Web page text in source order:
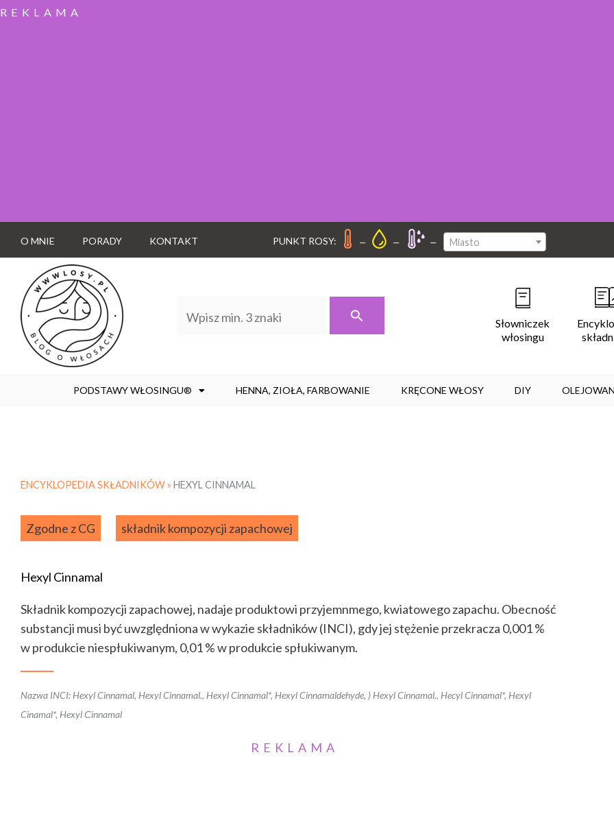
REKLAMA
O MNIE PORADY KONTAKT PUNKT ROSY: – – – Miasto
Słowniczek
włosingu
PODSTAWY WŁOSINGU® HENNA, ZIOŁA, FARBOWANIE KRĘCONE WŁOSY DIY
ENCYKLOPEDIA SKŁADNIKÓW » HEXYL CINNAMAL
Zgodne z CG składnik kompozycji zapachowej
Hexyl Cinnamal
Składnik kompozycji zapachowej, nadaje produktowi przyjemnmego, kwiatowego zapachu. Obecność
substancji musi być uwzględniona w wykazie składników (INCI), gdy jej stężenie przekracza 0,001 %
w produkcie niespłukiwanym, 0,01 % w produkcie spłukiwanym.
Nazwa INCI: Hexyl Cinnamal, Hexyl Cinnamal., Hexyl Cinnamal*, Hexyl Cinnamaldehyde, ) Hexyl Cinnamal., Hecyl Cinnamal*, Hexyl
Cinamal*, Hexyl Сinnamal
REKLAMA